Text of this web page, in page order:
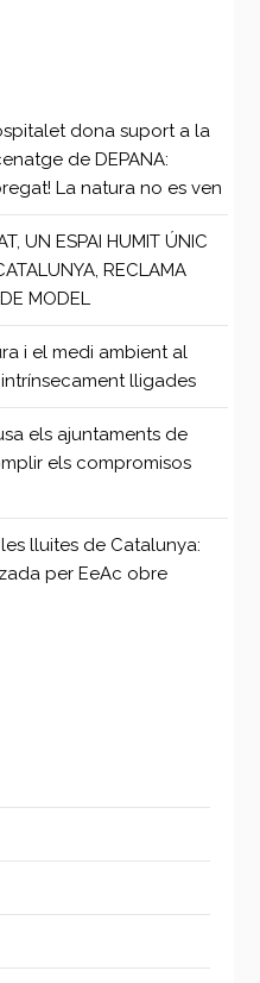
dona suport a la
de DEPANA:
La natura no es ven
UN ESPAI HUMIT ÚNIC
RECLAMA
MODEL
i el medi ambient al
lligades
els ajuntaments de
els compromisos
lluites de Catalunya:
per EeAc obre